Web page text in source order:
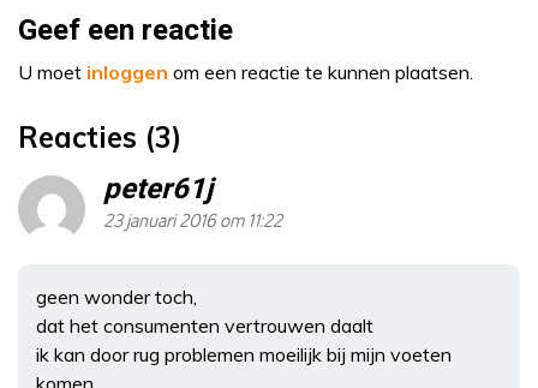
Geef een reactie
U moet inloggen om een reactie te kunnen plaatsen.
Reacties (3)
peter61j
23 januari 2016 om 11:22
geen wonder toch,
dat het consumenten vertrouwen daalt
ik kan door rug problemen moeilijk bij mijn voeten
komen.